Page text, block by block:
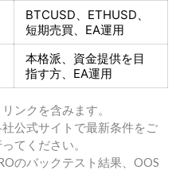
BTCUSD、ETHUSD、
短期売買、EA運用
本格派、資金提供を目
指す方、EA運用
ンクを含みます。
公式サイトで最新条件をご
てください。
のバックテスト結果、OOS